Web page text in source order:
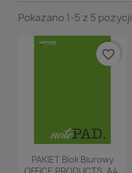
Pokazano 1-5 z 5 pozycji
Podgląd
PAKIET Blok Biurowy
favorite_border